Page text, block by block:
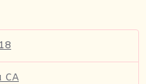
CA